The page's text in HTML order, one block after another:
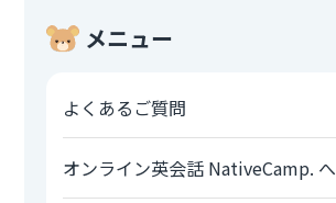
メニュー
よくあるご質問
オンライン英会話 NativeCamp. へ